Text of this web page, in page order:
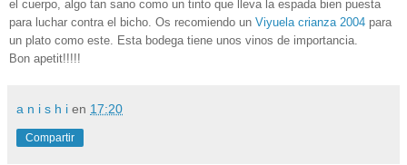
el cuerpo, algo tan sano como un tinto que lleva la espada bien puesta
para luchar contra el bicho. Os recomiendo un Viyuela crianza 2004 para
un plato como este. Esta bodega tiene unos vinos de importancia.
Bon apetit!!!!!
a n i s h i en 17:20
Compartir